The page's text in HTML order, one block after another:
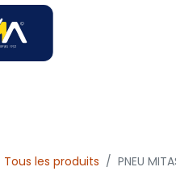
Tous les produits PNEU